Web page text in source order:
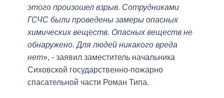
этого произошел взрыв. Сотрудниками
ГСЧС были проведены замеры опасных
химических веществ. Опасных веществ не
обнаружено. Для людей никакого вреда
нет», - заявил заместитель начальника
Сиховской государственно-пожарно
спасательной части Роман Типа.